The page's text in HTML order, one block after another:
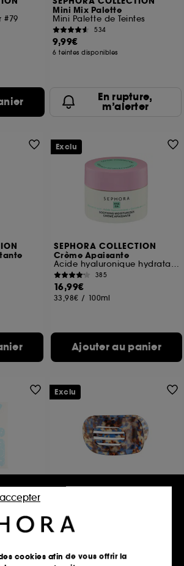
#79
Mini Mix Palette
Mini Palette de Teintes
534
9,99€
6 teintes disponibles
En rupture,
m’alerter
SEPHORA COLLECTION
Crème Apaisante
Acide hyaluronique hydratant et Centella asiatica apaisante
385
16,99€
33,98€ / 100ml
Ajouter au panier
Exclu
9,99€
Exclu
cookies afin de vous offrir la